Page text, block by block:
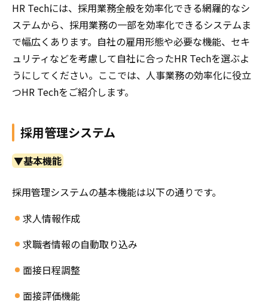
HR Techには、採用業務全般を効率化できる網羅的なシ
ステムから、採用業務の一部を効率化できるシステムま
で幅広くあります。自社の雇用形態や必要な機能、セキ
ュリティなどを考慮して自社に合ったHR Techを選ぶよ
うにしてください。ここでは、人事業務の効率化に役立
つHR Techをご紹介します。
採用管理システム
▼基本機能
採用管理システムの基本機能は以下の通りです。
求人情報作成
求職者情報の自動取り込み
面接日程調整
面接評価機能